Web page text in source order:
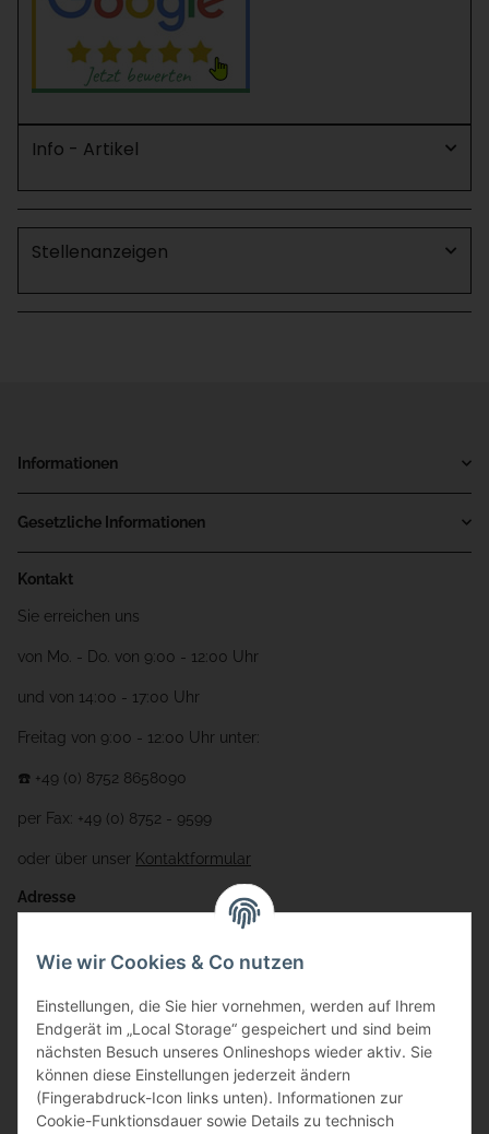
Info - Artikel
Stellenanzeigen
Informationen
Gesetzliche Informationen
Kontakt
Sie erreichen uns
von Mo. - Do. von 9:00 - 12:00 Uhr
und von 14:00 - 17:00 Uhr
Freitag von 9:00 - 12:00 Uhr unter:
☎️ +49 (0) 8752 8658090
per Fax: +49 (0) 8752 - 9599
oder über unser Kontaktformular
Adresse
Gewerbering 17
84072 Au i.d. Hallertau
info@bauer-tore.de
Wie wir Cookies & Co nutzen
Einstellungen, die Sie hier vornehmen, werden auf Ihrem
Endgerät im „Local Storage“ gespeichert und sind beim
nächsten Besuch unseres Onlineshops wieder aktiv. Sie
können diese Einstellungen jederzeit ändern
(Fingerabdruck-Icon links unten). Informationen zur
Cookie-Funktionsdauer sowie Details zu technisch